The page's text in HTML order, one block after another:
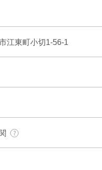
江東町小切1-56-1